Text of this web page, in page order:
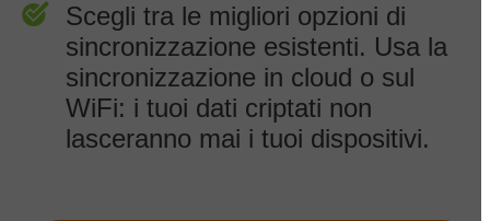
Scegli tra le migliori opzioni di
sincronizzazione esistenti. Usa la
sincronizzazione in cloud o sul
WiFi: i tuoi dati criptati non
lasceranno mai i tuoi dispositivi.